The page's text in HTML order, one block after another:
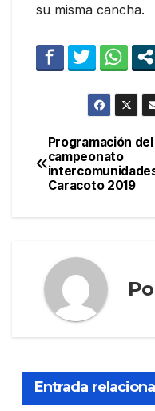
su misma cancha.
de
Programación del
campeonato
Caracoto 2019
Entrada